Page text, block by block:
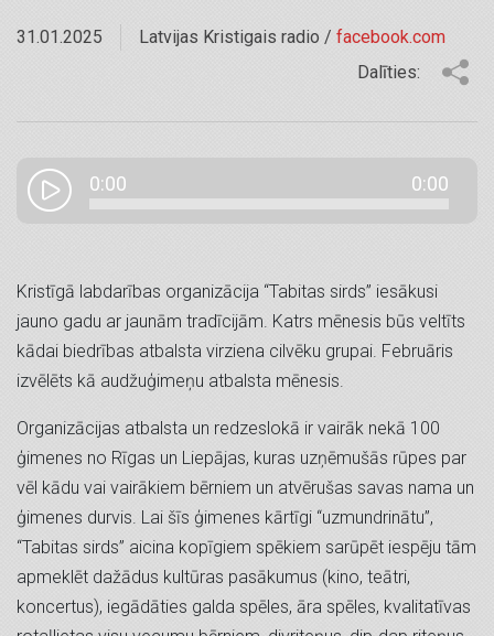
31.01.2025 Latvijas Kristigais radio / facebook.com
Dalīties:
0:00 0:00
Kristīgā labdarības organizācija “Tabitas sirds” iesākusi
jauno gadu ar jaunām tradīcijām. Katrs mēnesis būs veltīts
kādai biedrības atbalsta virziena cilvēku grupai. Februāris
izvēlēts kā audžuģimeņu atbalsta mēnesis.
Organizācijas atbalsta un redzeslokā ir vairāk nekā 100
ģimenes no Rīgas un Liepājas, kuras uzņēmušās rūpes par
vēl kādu vai vairākiem bērniem un atvērušas savas nama un
ģimenes durvis. Lai šīs ģimenes kārtīgi “uzmundrinātu”,
“Tabitas sirds” aicina kopīgiem spēkiem sarūpēt iespēju tām
apmeklēt dažādus kultūras pasākumus (kino, teātri,
koncertus), iegādāties galda spēles, āra spēles, kvalitatīvas